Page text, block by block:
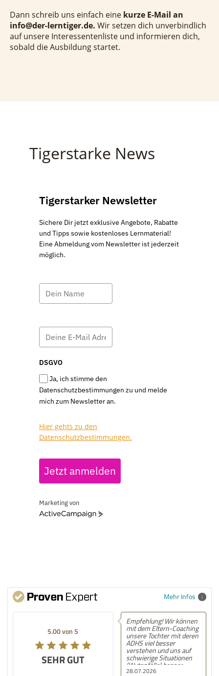
Dann schreib uns einfach eine kurze E-Mail an
info@der-lerntiger.de. Wir setzen dich unverbindlich
auf unsere Interessentenliste und informieren dich,
sobald die Ausbildung startet.
Tigerstarke News
Tigerstarker Newsletter
Sichere Dir jetzt exklusive Angebote, Rabatte
und Tipps sowie kostenloses Lernmaterial!
Eine Abmeldung vom Newsletter ist jederzeit
möglich.
DSGVO
Ja, ich stimme den
Datenschutzbestimmungen zu und melde
mich zum Newsletter an.
Hier gehts zu den
Datenschutzbestimmungen.
Jetzt anmelden
Marketing von
ActiveCampaign
Mehr Infos
5.00 von 5
SEHR GUT
28.07.2026
Empfehlung! Wir können
mit dem Eltern-Coaching
unsere Tochter mit deren
ADHS viel besser
verstehen und uns auf
schwierige Situationen
(Wutanfälle) besser
einstellen. Mit den